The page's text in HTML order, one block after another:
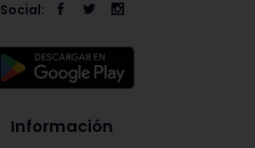
Social:
Información